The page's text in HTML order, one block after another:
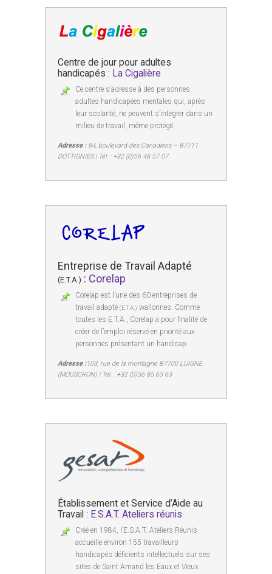
Centre de jour pour adultes
handicapés : La Cigalière
Ce centre s’adresse à des personnes
adultes handicapées mentales qui, après
leur scolarité, ne peuvent s’intégrer dans un
milieu de travail, même protégé.
Adresse :84, boulevard des Canadiens – B7711
DOTTIGNIES | Tél. : +32 (0)56 48 57 07
Entreprise de Travail Adapté
(E.T.A.) : Corelap
Corelap est l’une des 60 entreprises de
travail adapté (E.T.A.) wallonnes. Comme
toutes les E.T.A., Corelap a pour finalité de
créer de l’emploi réservé en priorité aux
personnes présentant un handicap.
Adresse :103, rue de la montagne B7700 LUIGNE
(MOUSCRON) | Tél. : +32 (0)56 85 63 63
Établissement et Service d’Aide au
Travail : E.S.A.T. Ateliers réunis
Créé en 1984, l’E.S.A.T. Ateliers Réunis
accueille environ 155 travailleurs
handicapés déficients intellectuels sur ses
sites de Saint Amand les Eaux et Vieux